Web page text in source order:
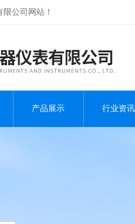
公司网站！
产品展示 行业资讯